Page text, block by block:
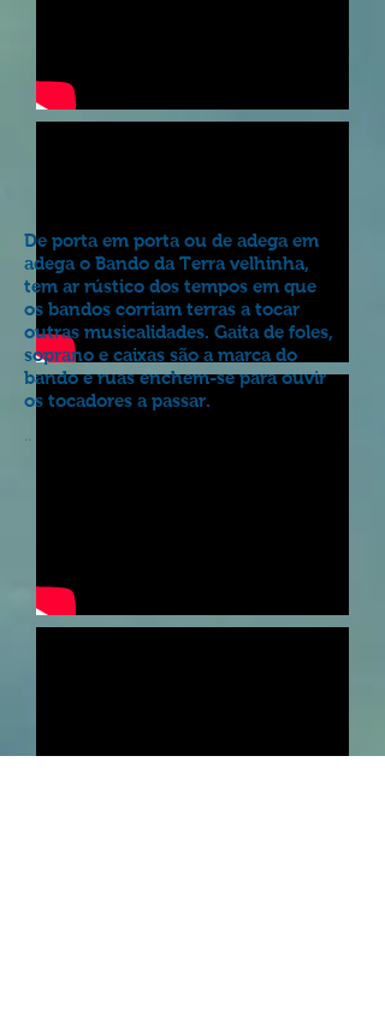
De porta em porta ou de adega em
adega o Bando da Terra velhinha,
tem ar rústico dos tempos em que
os bandos corriam terras a tocar
outras musicalidades. Gaita de foles,
soprano e caixas são a marca do
bando e ruas enchem-se para ouvir
os tocadores a passar.
..